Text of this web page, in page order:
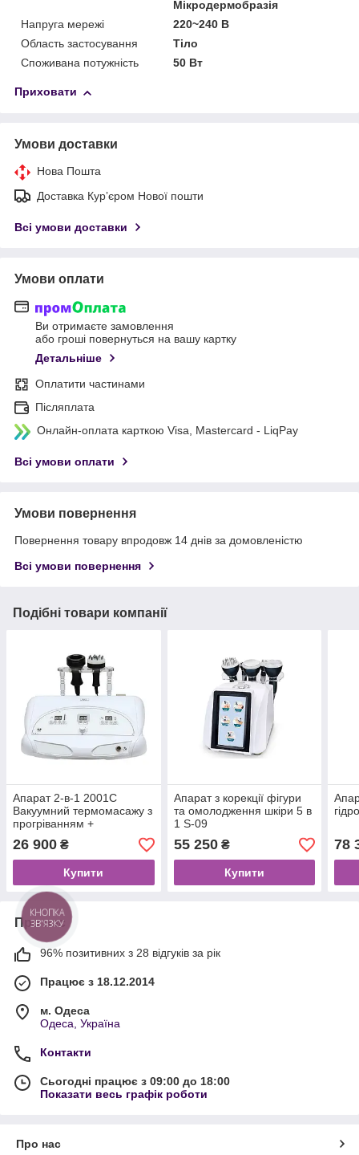
Мікродермобразія
Напруга мережі
220~240 В
Область застосування
Тіло
Споживана потужність
50 Вт
Приховати
Умови доставки
Нова Пошта
Доставка Курʼєром Нової пошти
Всі умови доставки
Умови оплати
Ви отримаєте замовлення
або гроші повернуться на вашу картку
Детальніше
Оплатити частинами
Післяплата
Онлайн-оплата карткою Visa, Mastercard - LiqPay
Всі умови оплати
Умови повернення
Повернення товару впродовж 14 днів за домовленістю
Всі умови повернення
Подібні товари компанії
Апарат 2-в-1 2001C
Вакуумний термомасажу з
прогріванням +
Біоелектростимуляція
26 900 ₴
Купити
Апарат з корекції фігури
та омолодження шкіри 5 в
1 S-09
55 250₴
Купити
78
Про нас
96% позитивних з 28 відгуків за рік
Працює з 18.12.2014
м. Одеса
Одеса, Україна
Контакти
Сьогодні працює з 09:00 до 18:00
Показати весь графік роботи
Про нас
КНОПКА
ЗВ'ЯЗКУ